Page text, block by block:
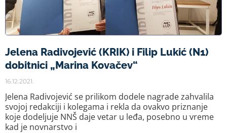
Jelena Radivojević (KRIK) i Filip Lukić (N1)
dobitnici „Marina Kovačev“
16.12.2021.
Jelena Radivojević se prilikom dodele nagrade zahvalila
svojoj redakciji i kolegama i rekla da ovakvo priznanje
koje dodeljuje NNŠ daje vetar u leđa, posebno u vreme
kad je novnarstvo i